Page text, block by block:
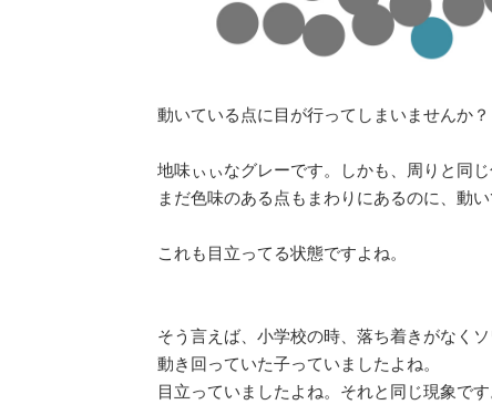
動いている点に目が行ってしまいませんか？
地味ぃぃなグレーです。しかも、周りと同じ
まだ色味のある点もまわりにあるのに、動
これも目立ってる状態ですよね。
そう言えば、小学校の時、落ち着きがなく
動き回っていた子っていましたよね。
目立っていましたよね。それと同じ現象です